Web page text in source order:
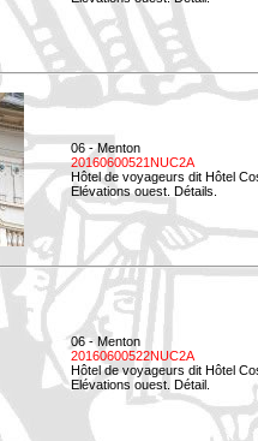
06 - Menton
20160600521NUC2A
Hôtel de voyageurs dit Hôtel
Elévations ouest. Détails.
06 - Menton
20160600522NUC2A
Hôtel de voyageurs dit Hôtel
Elévations ouest. Détail.